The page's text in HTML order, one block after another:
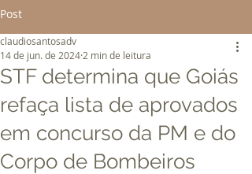
Post
STF determina que Goiás
refaça lista de aprovados
em concurso da PM e do
Corpo de Bombeiros
claudiosantosadv
14 de jun. de 2024 2 min de leitura